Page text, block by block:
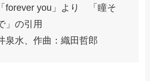
forever you」より 「瞳そ
」の引用
泉水、作曲：織田哲郎